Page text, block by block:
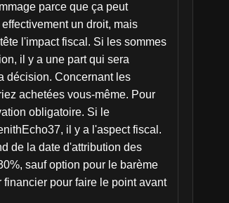
parce que ça peut
un droit, mais
l'impact fiscal. Si les sommes
il y a une part qui sera
décision. Concernant les
achetées vous-même. Pour
obligatoire. Si le
il y a l'aspect fiscal.
de la date d'attribution des
sauf option pour le barème
pour faire le point avant